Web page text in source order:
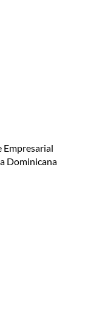
Empresarial
Dominicana